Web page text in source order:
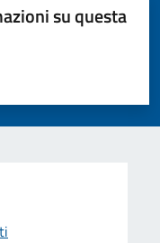
su questa